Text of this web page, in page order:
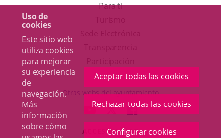
Uso de
cookies
Este sitio web
utiliza cookies
para mejorar
su experiencia
de
navegación.
Más
información
sobre cómo
Aceptar todas las cookies
Rechazar todas las cookies
Configurar cookies
Para ti
en
una
ventana
nueva.
aplicación
externa.
Otras webs del ayuntamiento
ENLACE
A
UNA
ENLACE
A
UNA
ENLACE
A
UNA
ACCESIBILIDAD